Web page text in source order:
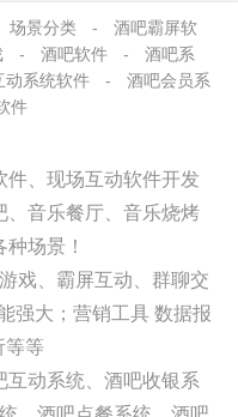
场景分类 -
酒吧霸屏软
- 酒吧软件 -
酒吧系
动系统软件 -
酒吧会员系
件
件、现场互动软件开发
、音乐餐厅、音乐烧烤
场景！
戏、 霸屏互动、群聊交
强大；营销工具 数据报
等等
互动系统、酒吧收银系